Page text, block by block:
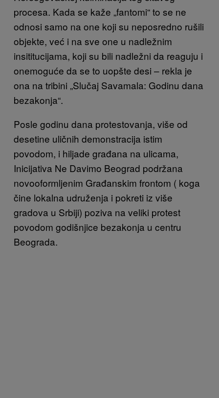
procesa. Kada se kaže „fantomi“ to se ne
odnosi samo na one koji su neposredno rušili
objekte, već i na sve one u nadležnim
insititucijama, koji su bili nadležni da reaguju i
onemoguće da se to uopšte desi – rekla je
ona na tribini „Slučaj Savamala: Godinu dana
bezakonja“.
Posle godinu dana protestovanja, više od
desetine uličnih demonstracija istim
povodom, i hiljade građana na ulicama,
Inicijativa Ne Davimo Beograd podržana
novooformljenim Građanskim frontom ( koga
čine lokalna udruženja i pokreti iz više
gradova u Srbiji) poziva na veliki protest
povodom godišnjice bezakonja u centru
Beograda.